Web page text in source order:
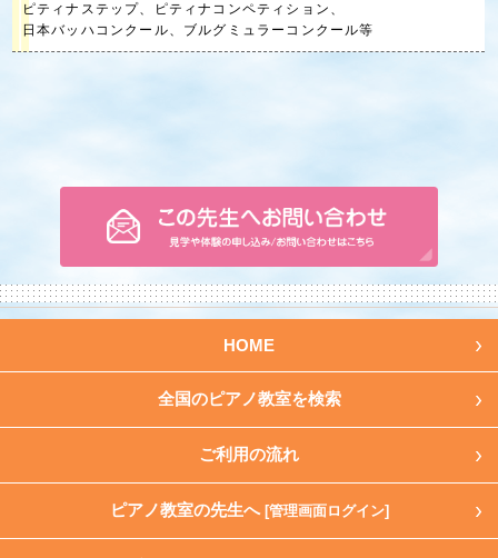
ピティナステップ、ピティナコンペティション、
日本バッハコンクール、ブルグミュラーコンクール等
HOME
全国のピアノ教室を検索
ご利用の流れ
ピアノ教室の先生へ [管理画面ログイン]